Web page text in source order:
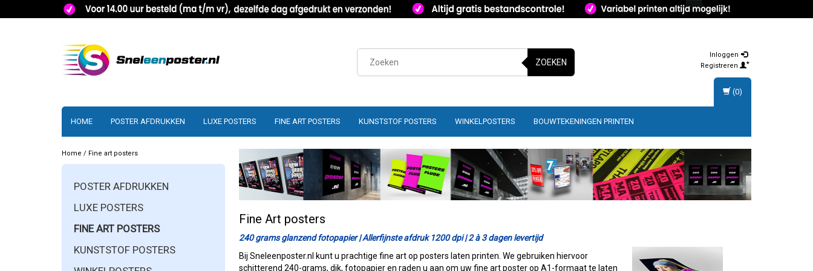
ZOEKEN
Inloggen
Registreren
HOME POSTER AFDRUKKEN LUXE POSTERS FINE ART POSTERS KUNSTSTOF POSTERS WINKELPOSTERS BOUWTEKENINGEN PRINTEN
(0)
Home / Fine art posters
POSTER AFDRUKKEN
LUXE POSTERS
FINE ART POSTERS
KUNSTSTOF POSTERS
Fine Art posters
240 grams glanzend fotopapier | Allerfijnste afdruk 1200 dpi | 2 à 3 dagen levertijd
Bij Sneleenposter.nl kunt u prachtige fine art op posters laten printen. We gebruiken hiervoor
schitterend 240-grams, dik, fotopapier en raden u aan om uw fine art poster op A1-formaat te laten